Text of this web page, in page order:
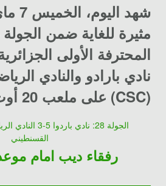
المحترفة الأولى
نادي بارادو والنادي
(CSC) على ملعب 20 أوت 1955.
القسنطيني
رفقاء ديب امام موعد